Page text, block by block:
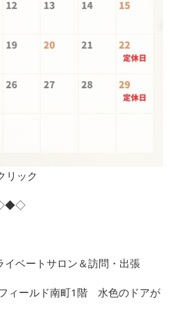
リック
ベートサロン＆訪問・出張
ィールド南町1階 水色のドアが